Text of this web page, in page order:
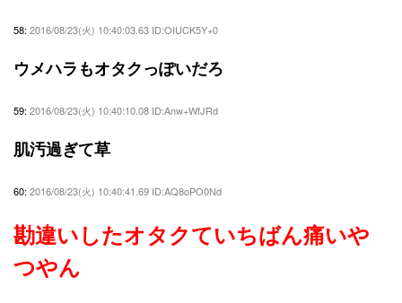
58: 2016/08/23(火) 10:40:03.63 ID:OIUCK5Y+0
ウメハラもオタクっぽいだろ
59: 2016/08/23(火) 10:40:10.08 ID:Anw+WfJRd
肌汚過ぎて草
60: 2016/08/23(火) 10:40:41.69 ID:AQ8oPO0Nd
勘違いしたオタクていちばん痛いや
つやん